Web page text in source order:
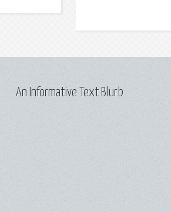
An Informative Text Blurb